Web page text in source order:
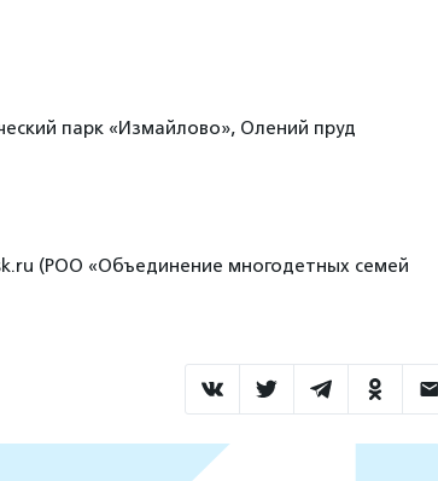
парк «Измайлово», Олений пруд
(РОО «Объединение многодетных семей